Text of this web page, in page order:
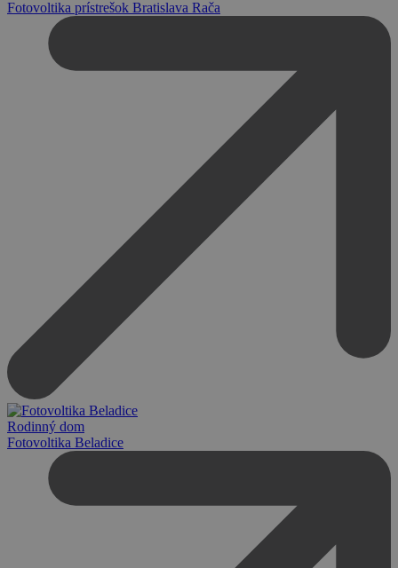
Fotovoltika prístrešok Bratislava Rača
Rodinný dom
Fotovoltika Beladice